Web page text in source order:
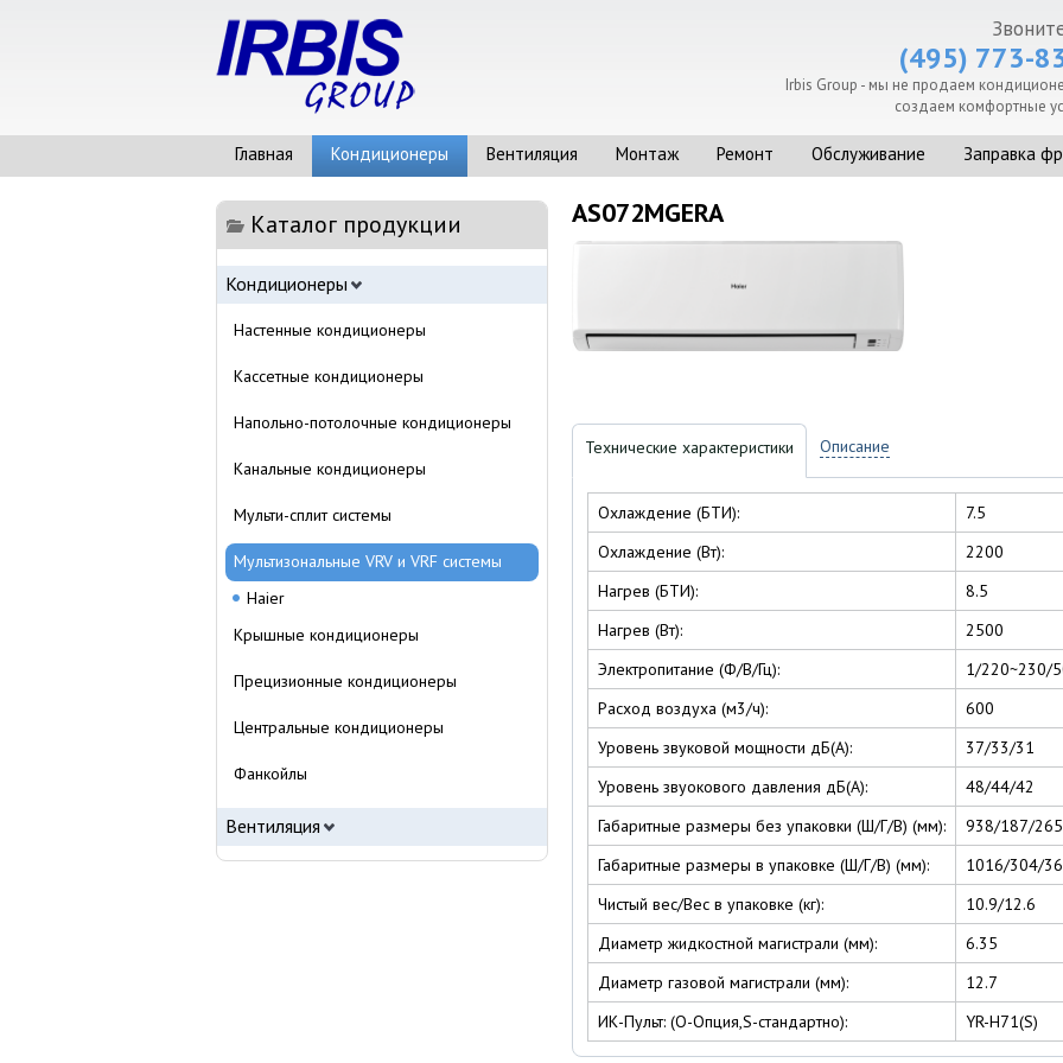
(495) 773-
Irbis Group - мы не продаем
создаем комфортные
Главная Кондиционеры Вентиляция Монтаж Ремонт Обслуживание Заправка
AS072MGERA
Технические характеристики Описание
Охлаждение (БТИ):
7.5
Охлаждение (Вт):
2200
Нагрев (БТИ):
8.5
Нагрев (Вт):
2500
Электропитание (Ф/В/Гц):
1/220~230/
Расход воздуха (м3/ч):
600
Уровень звуковой мощности дБ(А):
37/33/31
Уровень звуокового давления дБ(А):
48/44/42
Габаритные размеры без упаковки (Ш/Г/В) (мм):
938/187/265
Габаритные размеры в упаковке (Ш/Г/В) (мм):
1016/304/
Чистый вес/Вес в упаковке (кг):
10.9/12.6
Диаметр жидкостной магистрали (мм):
6.35
Диаметр газовой магистрали (мм):
12.7
ИК-Пульт: (O-Опция,S-стандартно):
YR-H71(S)
Каталог продукции
Кондиционеры
Настенные кондиционеры
Кассетные кондиционеры
Напольно-потолочные кондиционеры
Канальные кондиционеры
Мульти-сплит системы
Мультизональные VRV и VRF системы
Haier
Крышные кондиционеры
Прецизионные кондиционеры
Центральные кондиционеры
Фанкойлы
Вентиляция